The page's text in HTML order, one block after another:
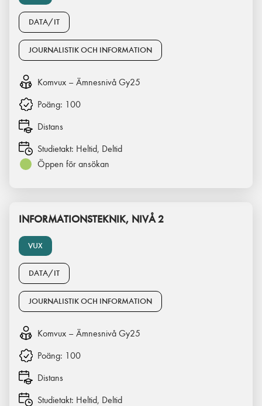
DATA/IT
JOURNALISTIK OCH INFORMATION
Komvux – Ämnesnivå Gy25
Poäng: 100
Distans
Studietakt: Heltid, Deltid
Öppen för ansökan
VUX
INFORMATIONSTEKNIK, NIVÅ 2
DATA/IT
JOURNALISTIK OCH INFORMATION
Komvux – Ämnesnivå Gy25
Poäng: 100
Distans
Studietakt: Heltid, Deltid